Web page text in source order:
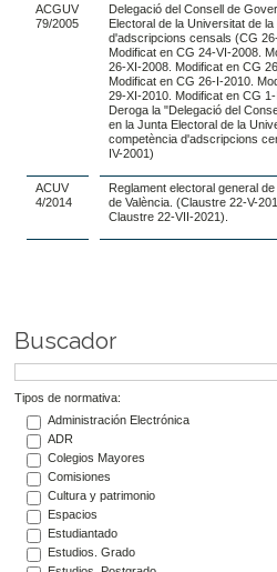
ACGUV
79/2005
Delegació del Consell de
Electoral de la Universitat de
d'adscripcions censals (CG
Modificat en CG 24-VI-2008.
26-XI-2008. Modificat en CG
Modificat en CG 26-I-2010.
29-XI-2010. Modificat en CG 1-
Deroga la "Delegació del
en la Junta Electoral de la
competència d'adscripcions
IV-2001)
ACUV
4/2014
Reglament electoral general
de València. (Claustre 22-V-
Claustre 22-VII-2021).
Buscador
Tipos de normativa:
Administración Electrónica
ADR
Colegios Mayores
Comisiones
Cultura y patrimonio
Espacios
Estudiantado
Estudios. Grado